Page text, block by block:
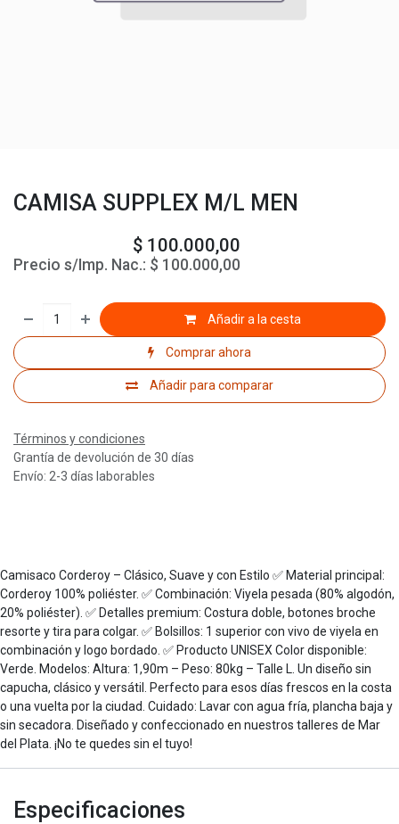
CAMISA SUPPLEX M/L MEN
$ 100.000,00
Precio s/Imp. Nac.: $ 100.000,00
Añadir a la cesta
Comprar ahora
Añadir para comparar
Términos y condiciones
Grantía de devolución de 30 días
Envío: 2-3 días laborables
Camisaco Corderoy – Clásico, Suave y con Estilo ✅ Material principal:
Corderoy 100% poliéster. ✅ Combinación: Viyela pesada (80% algodón,
20% poliéster). ✅ Detalles premium: Costura doble, botones broche
resorte y tira para colgar. ✅ Bolsillos: 1 superior con vivo de viyela en
combinación y logo bordado. ✅ Producto UNISEX Color disponible:
Verde. Modelos: Altura: 1,90m – Peso: 80kg – Talle L. Un diseño sin
capucha, clásico y versátil. Perfecto para esos días frescos en la costa
o una vuelta por la ciudad. Cuidado: Lavar con agua fría, plancha baja y
sin secadora. Diseñado y confeccionado en nuestros talleres de Mar
del Plata. ¡No te quedes sin el tuyo!
Especificaciones